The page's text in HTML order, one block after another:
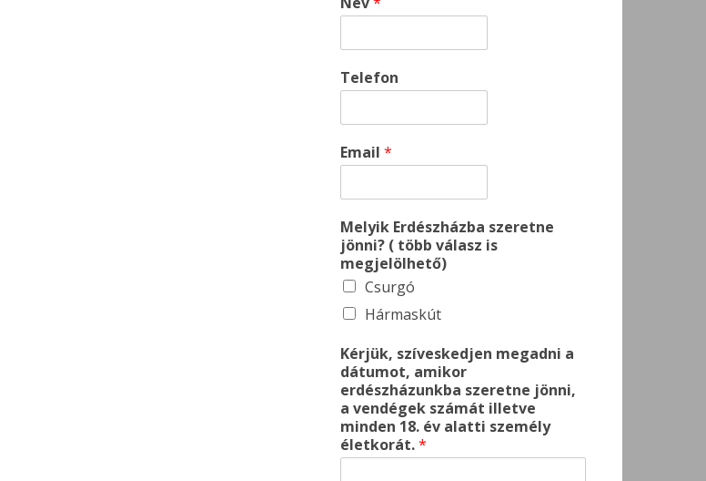
Telefon
Email *
Melyik Erdészházba szeretne
jönni? ( több válasz is
megjelölhető)
Csurgó
Hármaskút
Kérjük, szíveskedjen megadni a
dátumot, amikor
erdészházunkba szeretne jönni,
a vendégek számát illetve
minden 18. év alatti személy
életkorát.*